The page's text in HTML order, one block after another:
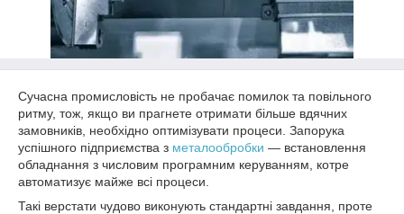
Сучасна промисловість не пробачає помилок та повільного
ритму, тож, якщо ви прагнете отримати більше вдячних
замовників, необхідно оптимізувати процеси. Запорука
успішного підприємства з металообробки — встановлення
обладнання з числовим програмним керуванням, котре
автоматизує майже всі процеси.
Такі верстати чудово виконують стандартні завдання, проте